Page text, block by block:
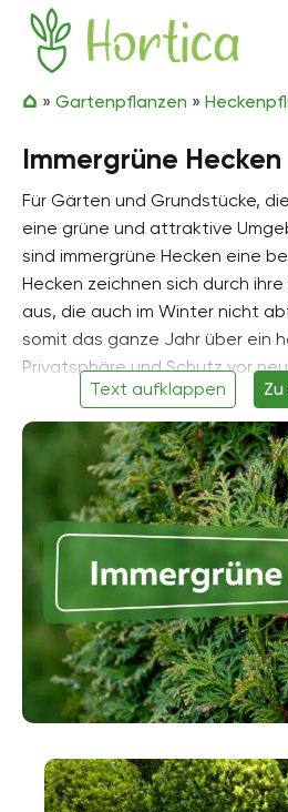
Zum Inhalt springen
Hortica
» Gartenpflanzen »
Immergrüne Hecken
Für Gärten und Grundstücke,
eine grüne und attraktive
sind immergrüne Hecken eine
Hecken zeichnen sich durch
aus, die auch im Winter nicht
somit das ganze Jahr über ein
Privatsphäre und Schutz vor
Zu den Hauptvorteilen der
ihre zeitlose Eleganz und ihr
Thuja, Buchsbaum oder
behalten ihre Blätter und ihre
Jahr über. Dadurch wird der
Jahreszeit attraktiv gestaltet
einladend.
Immergrüne Hecken sind aber
ästhetisches Element im
auch ganz praktische
Sichtschutzelemente, die vor
schützen und ein Gefühl der
bilden sie eine natürliche
und unerwünschte Einblicke.
Text aufklappen